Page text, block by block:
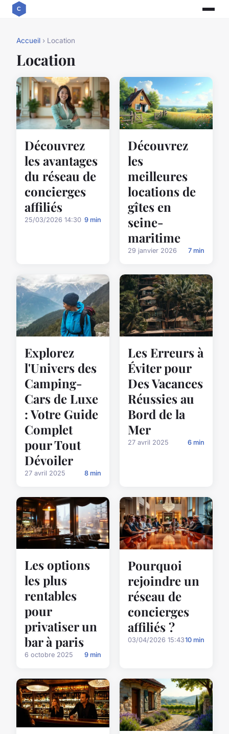
Accueil › Location
Location
Découvrez
les avantages
du réseau de
concierges
affiliés
25/03/2026 14:30 9 min
Découvrez
les
meilleures
locations de
gîtes en
seine-
maritime
29 janvier 2026 7 min
Explorez
l'Univers des
Camping-
Cars de Luxe
: Votre Guide
Complet
pour Tout
Dévoiler
27 avril 2025 8 min
Les Erreurs à
Éviter pour
Des Vacances
Réussies au
Bord de la
Mer
27 avril 2025 6 min
Les options
les plus
rentables
pour
privatiser un
bar à paris
6 octobre 2025 9 min
Pourquoi
rejoindre un
réseau de
concierges
affiliés ?
03/04/2026 15:4310 min